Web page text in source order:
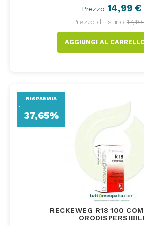
Prezzo 14,99 €
Prezzo di listino
AGGIUNGI AL
RECKEWEG R18 100
ORODISPERSIBILI
RISPARMIA
37,65%